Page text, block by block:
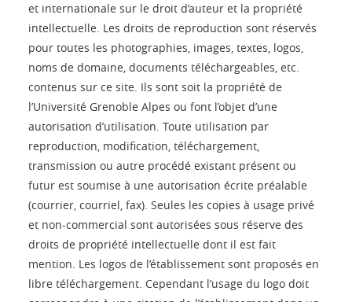
et internationale sur le droit d’auteur et la propriété
intellectuelle. Les droits de reproduction sont réservés
pour toutes les photographies, images, textes, logos,
noms de domaine, documents téléchargeables, etc.
contenus sur ce site. Ils sont soit la propriété de
l’Université Grenoble Alpes ou font l’objet d’une
autorisation d’utilisation. Toute utilisation par
reproduction, modification, téléchargement,
transmission ou autre procédé existant présent ou
futur est soumise à une autorisation écrite préalable
(courrier, courriel, fax). Seules les copies à usage privé
et non-commercial sont autorisées sous réserve des
droits de propriété intellectuelle dont il est fait
mention. Les logos de l’établissement sont proposés en
libre téléchargement. Cependant l’usage du logo doit